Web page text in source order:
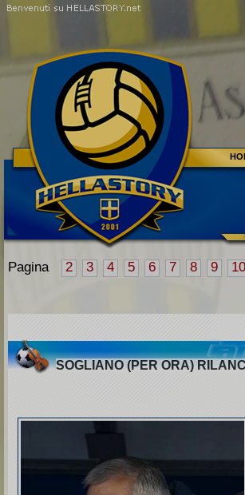
Pagina 2 3 4 5 6 7 8 9 10
SOGLIANO (PER ORA)